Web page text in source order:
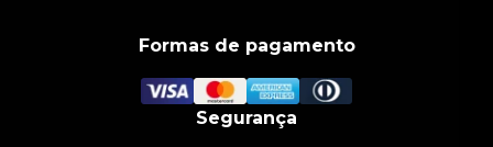
Formas de pagamento
Segurança